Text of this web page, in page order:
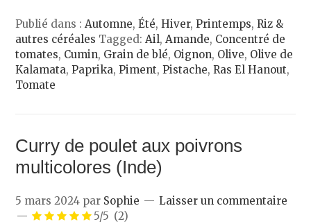
Publié dans :Automne,Été,Hiver,Printemps,Riz &
autres céréales Tagged:Ail,Amande, Concentré de
tomates, Cumin, Grain de blé, Oignon, Olive, Olive de
Kalamata,Paprika,Piment,Pistache,Ras El Hanout,
Tomate
Curry de poulet aux poivrons
multicolores (Inde)
5 mars 2024 par Sophie
Laisser un commentaire
5/5 (2)